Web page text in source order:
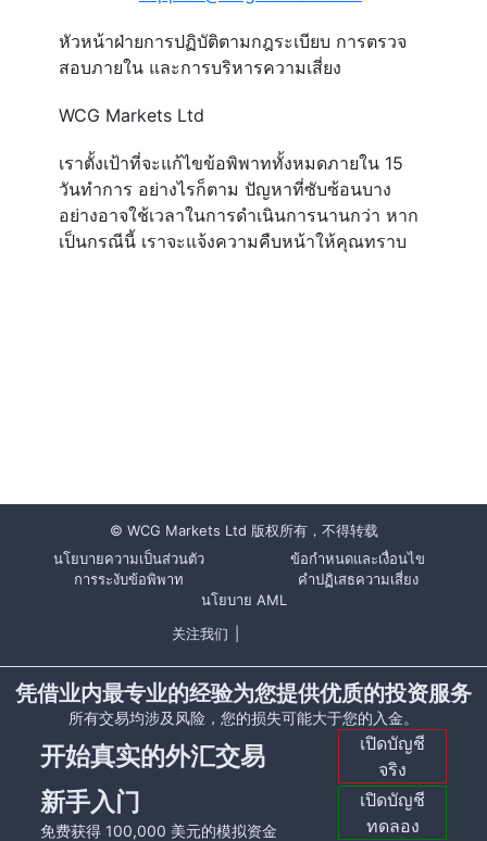
หัวหน้าฝ่ายการปฏิบัติตามกฎระเบียบ การตรวจ
สอบภายใน และการบริหารความเสี่ยง
WCG Markets Ltd
เราตั้งเป้าที่จะแก้ไขข้อพิพาททั้งหมดภายใน 15
วันทำการ อย่างไรก็ตาม ปัญหาที่ซับซ้อนบาง
อย่างอาจใช้เวลาในการดำเนินการนานกว่า หาก
เป็นกรณีนี้ เราจะแจ้งความคืบหน้าให้คุณทราบ
© WCG Markets Ltd 版权所有，不得转载
นโยบายความเป็นส่วนตัว
ข้อกำหนดและเงื่อนไข
การระงับข้อพิพาท
คำปฏิเสธความเสี่ยง
นโยบาย AML
关注我们
凭借业内最专业的经验为您提供优质的投资服务
所有交易均涉及风险，您的损失可能大于您的入金。
开始真实的外汇交易
เปิดบัญชี
จริง
新手入门
免费获得 100,000 美元的模拟资金
เปิดบัญชี
ทดลอง